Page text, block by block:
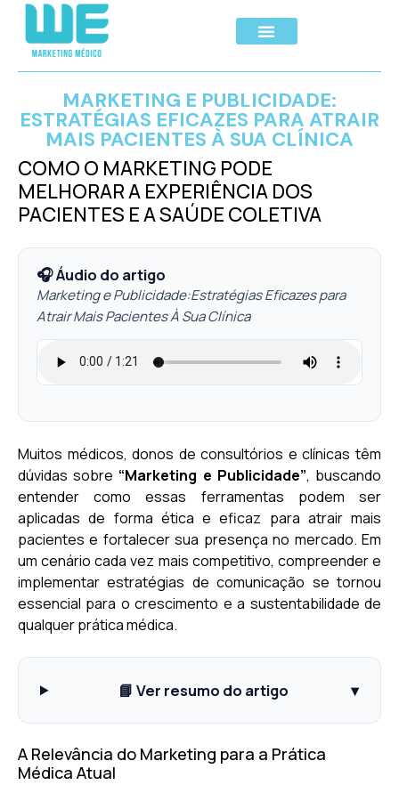
MARKETING E PUBLICIDADE:
ESTRATÉGIAS EFICAZES PARA ATRAIR
MAIS PACIENTES À SUA CLÍNICA
COMO O MARKETING PODE
MELHORAR A EXPERIÊNCIA DOS
PACIENTES E A SAÚDE COLETIVA
🎧 Áudio do artigo
Marketing e Publicidade:Estratégias Eficazes para
Atrair Mais Pacientes À Sua Clínica
Muitos médicos, donos de consultórios e clínicas têm
dúvidas sobre “Marketing e Publicidade”, buscando
entender como essas ferramentas podem ser
aplicadas de forma ética e eficaz para atrair mais
pacientes e fortalecer sua presença no mercado. Em
um cenário cada vez mais competitivo, compreender e
implementar estratégias de comunicação se tornou
essencial para o crescimento e a sustentabilidade de
qualquer prática médica.
📘 Ver resumo do artigo ▾
A Relevância do Marketing para a Prática
Médica Atual